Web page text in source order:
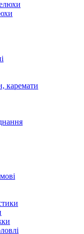
каремати